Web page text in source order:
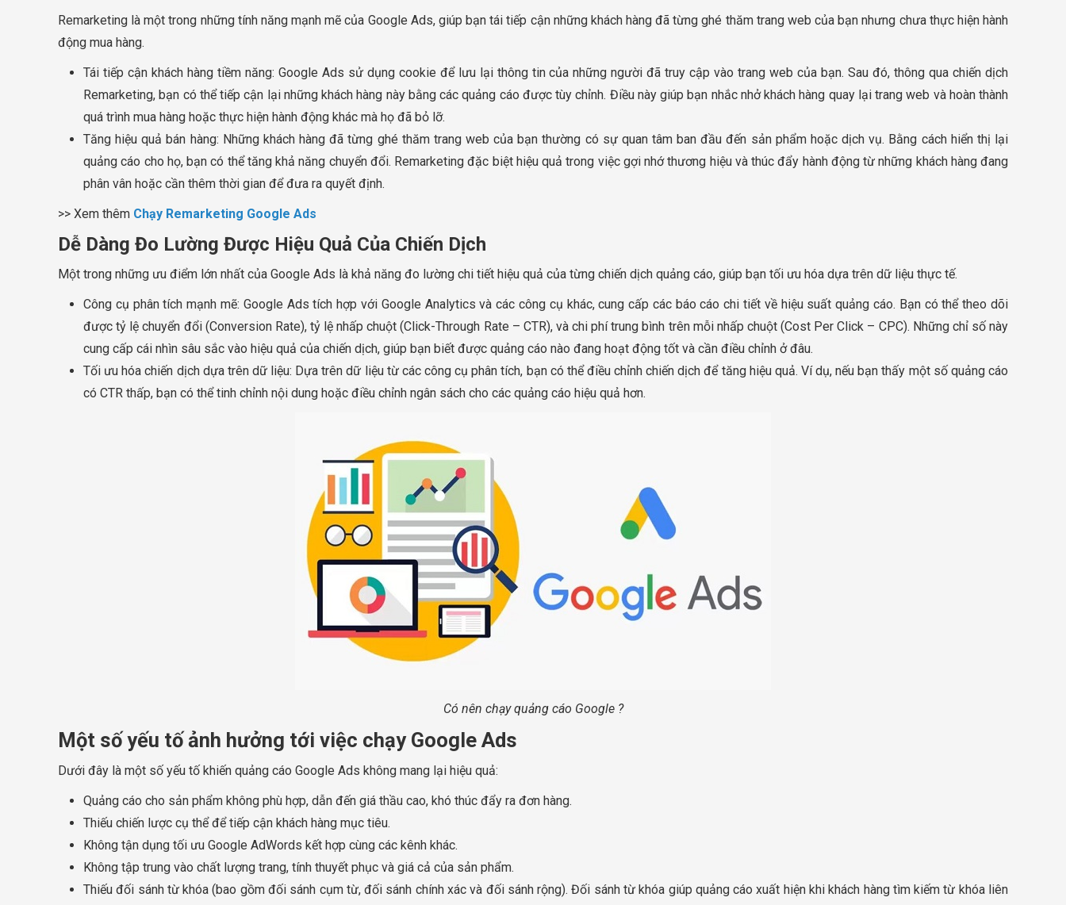
Remarketing là một trong những tính năng mạnh mẽ của Google Ads, giúp bạn tái tiếp cận những khách hàng đã từng ghé thăm trang web của bạn nhưng chưa thực hiện hành
động mua hàng.
Tái tiếp cận khách hàng tiềm năng: Google Ads sử dụng cookie để lưu lại thông tin của những người đã truy cập vào trang web của bạn. Sau đó, thông qua chiến dịch
Remarketing, bạn có thể tiếp cận lại những khách hàng này bằng các quảng cáo được tùy chỉnh. Điều này giúp bạn nhắc nhở khách hàng quay lại trang web và hoàn thành
quá trình mua hàng hoặc thực hiện hành động khác mà họ đã bỏ lỡ.
Tăng hiệu quả bán hàng: Những khách hàng đã từng ghé thăm trang web của bạn thường có sự quan tâm ban đầu đến sản phẩm hoặc dịch vụ. Bằng cách hiển thị lại
quảng cáo cho họ, bạn có thể tăng khả năng chuyển đổi. Remarketing đặc biệt hiệu quả trong việc gợi nhớ thương hiệu và thúc đẩy hành động từ những khách hàng đang
phân vân hoặc cần thêm thời gian để đưa ra quyết định.
>> Xem thêm Chạy Remarketing Google Ads
Dễ Dàng Đo Lường Được Hiệu Quả Của Chiến Dịch
Một trong những ưu điểm lớn nhất của Google Ads là khả năng đo lường chi tiết hiệu quả của từng chiến dịch quảng cáo, giúp bạn tối ưu hóa dựa trên dữ liệu thực tế.
Công cụ phân tích mạnh mẽ: Google Ads tích hợp với Google Analytics và các công cụ khác, cung cấp các báo cáo chi tiết về hiệu suất quảng cáo. Bạn có thể theo dõi
được tỷ lệ chuyển đổi (Conversion Rate), tỷ lệ nhấp chuột (Click-Through Rate – CTR), và chi phí trung bình trên mỗi nhấp chuột (Cost Per Click – CPC). Những chỉ số này
cung cấp cái nhìn sâu sắc vào hiệu quả của chiến dịch, giúp bạn biết được quảng cáo nào đang hoạt động tốt và cần điều chỉnh ở đâu.
Tối ưu hóa chiến dịch dựa trên dữ liệu: Dựa trên dữ liệu từ các công cụ phân tích, bạn có thể điều chỉnh chiến dịch để tăng hiệu quả. Ví dụ, nếu bạn thấy một số quảng cáo
có CTR thấp, bạn có thể tinh chỉnh nội dung hoặc điều chỉnh ngân sách cho các quảng cáo hiệu quả hơn.
Có nên chạy quảng cáo Google ?
Một số yếu tố ảnh hưởng tới việc chạy Google Ads
Dưới đây là một số yếu tố khiến quảng cáo Google Ads không mang lại hiệu quả:
Quảng cáo cho sản phẩm không phù hợp, dẫn đến giá thầu cao, khó thúc đẩy ra đơn hàng.
Thiếu chiến lược cụ thể để tiếp cận khách hàng mục tiêu.
Không tận dụng tối ưu Google AdWords kết hợp cùng các kênh khác.
Không tập trung vào chất lượng trang, tính thuyết phục và giá cả của sản phẩm.
Thiếu đối sánh từ khóa (bao gồm đối sánh cụm từ, đối sánh chính xác và đối sánh rộng). Đối sánh từ khóa giúp quảng cáo xuất hiện khi khách hàng tìm kiếm từ khóa liên